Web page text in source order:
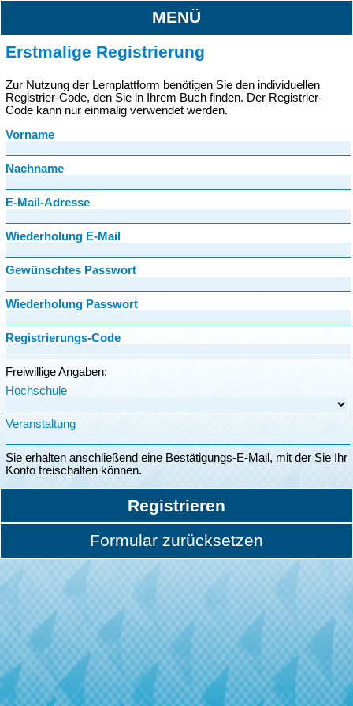
MENÜ
Erstmalige Registrierung
Zur Nutzung der Lernplattform benötigen Sie den individuellen
Registrier-Code, den Sie in Ihrem Buch finden. Der Registrier-
Code kann nur einmalig verwendet werden.
Vorname
Nachname
E-Mail-Adresse
Wiederholung E-Mail
Gewünschtes Passwort
Wiederholung Passwort
Registrierungs-Code
Freiwillige Angaben:
Hochschule
Veranstaltung
Sie erhalten anschließend eine Bestätigungs-E-Mail, mit der Sie Ihr
Konto freischalten können.
Registrieren
Formular zurücksetzen